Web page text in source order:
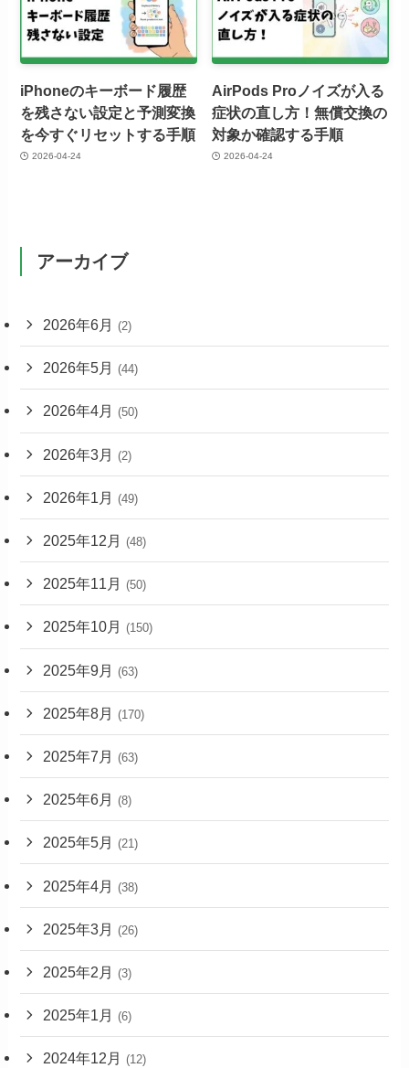
iPhoneのキーボード履歴
を残さない設定と予測変換
を今すぐリセットする手順
2026-04-24
AirPods Proノイズが入る
症状の直し方！無償交換の
対象か確認する手順
2026-04-24
アーカイブ
2026年6月 (2)
2026年5月 (44)
2026年4月 (50)
2026年3月 (2)
2026年1月 (49)
2025年12月 (48)
2025年11月 (50)
2025年10月 (150)
2025年9月 (63)
2025年8月 (170)
2025年7月 (63)
2025年6月 (8)
2025年5月 (21)
2025年4月 (38)
2025年3月 (26)
2025年2月 (3)
2025年1月 (6)
2024年12月 (12)